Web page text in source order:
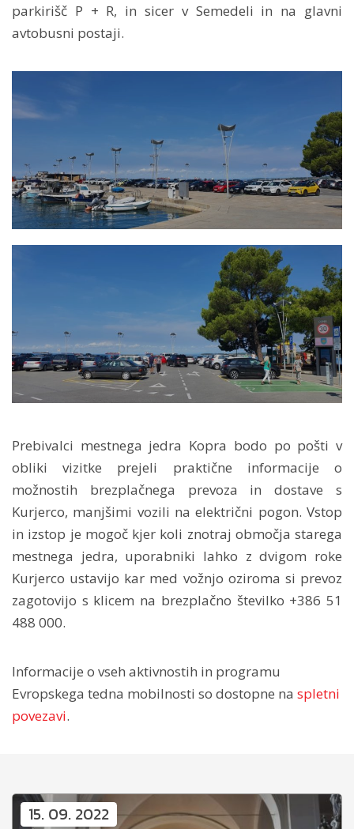
parkirišč P + R, in sicer v Semedeli in na glavni
avtobusni postaji.
Prebivalci mestnega jedra Kopra bodo po pošti v
obliki vizitke prejeli praktične informacije o
možnostih brezplačnega prevoza in dostave s
Kurjerco, manjšimi vozili na električni pogon. Vstop
in izstop je mogoč kjer koli znotraj območja starega
mestnega jedra, uporabniki lahko z dvigom roke
Kurjerco ustavijo kar med vožnjo oziroma si prevoz
zagotovijo s klicem na brezplačno številko +386 51
488 000.
Informacije o vseh aktivnostih in programu
Evropskega tedna mobilnosti so dostopne na spletni
povezavi.
15. 09. 2022